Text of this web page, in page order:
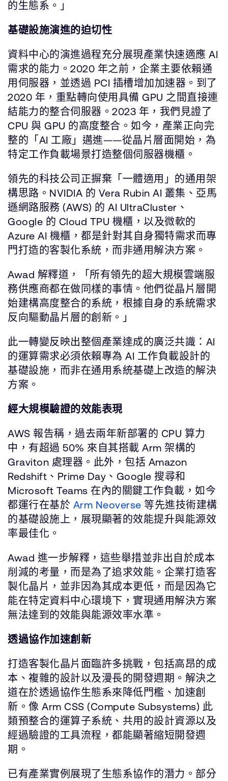
的生態系。」
基礎設施演進的迫切性
資料中心的演進過程充分展現產業快速適應 AI
需求的能力。2020 年之前，企業主要依賴通
用伺服器，並透過 PCI 插槽增加加速器。到了
2020 年，重點轉向使用具備 GPU 之間直接連
結能力的整合伺服器。2023 年，我們見證了
CPU 與 GPU 的高度整合。如今，產業正向完
整的「AI 工廠」邁進——從晶片層面開始，為
特定工作負載場景打造整個伺服器機櫃。
領先的科技公司正摒棄「一體適用」的通用架
構思路。NVIDIA 的 Vera Rubin AI 叢集、亞馬
遜網路服務 (AWS) 的 AI UltraCluster、
Google 的 Cloud TPU 機櫃，以及微軟的
Azure AI 機櫃，都是針對其自身獨特需求而專
門打造的客製化系統，而非通用解決方案。
Awad 解釋道，「所有領先的超大規模雲端服
務供應商都在做同樣的事情。他們從晶片層開
始建構高度整合的系統，根據自身的系統需求
反向驅動晶片層的創新。」
此一轉變反映出整個產業達成的廣泛共識：AI
的運算需求必須依賴專為 AI 工作負載設計的
基礎設施，而非在通用系統基礎上改造的解決
方案。
經大規模驗證的效能表現
AWS 報告稱，過去兩年新部署的 CPU 算力
中，有超過 50% 來自其搭載 Arm 架構的
Graviton 處理器。此外，包括 Amazon
Redshift、Prime Day、Google 搜尋和
Microsoft Teams 在內的關鍵工作負載，如今
都運行在基於 Arm Neoverse 等先進技術建構
的基礎設施上，展現顯著的效能提升與能源效
率最佳化。
Awad 進一步解釋，這些舉措並非出自於成本
削減的考量，而是為了追求效能。企業打造客
製化晶片，並非因為其成本更低，而是因為它
能在特定資料中心環境下，實現通用解決方案
無法達到的效能與能源效率水準。
透過協作加速創新
打造客製化晶片面臨許多挑戰，包括高昂的成
本、複雜的設計以及漫長的開發週期。解決之
道在於透過協作生態系來降低門檻、加速創
新。像 Arm CSS (Compute Subsystems) 此
類預整合的運算子系統、共用的設計資源以及
經過驗證的工具流程，都能顯著縮短開發週
期。
已有產業實例展現了生態系協作的潛力。部分